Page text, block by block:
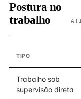
Postura no
trabalho
TIPO
Trabalho sob
supervisão direta